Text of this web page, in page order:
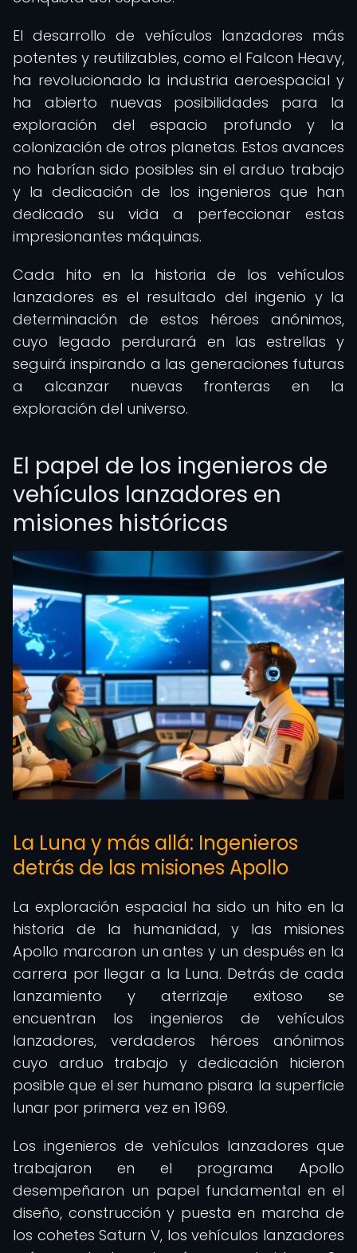
El desarrollo de vehículos lanzadores más
potentes y reutilizables, como el Falcon Heavy,
ha revolucionado la industria aeroespacial y
ha abierto nuevas posibilidades para la
exploración del espacio profundo y la
colonización de otros planetas. Estos avances
no habrían sido posibles sin el arduo trabajo
y la dedicación de los ingenieros que han
dedicado su vida a perfeccionar estas
impresionantes máquinas.
Cada hito en la historia de los vehículos
lanzadores es el resultado del ingenio y la
determinación de estos héroes anónimos,
cuyo legado perdurará en las estrellas y
seguirá inspirando a las generaciones futuras
a alcanzar nuevas fronteras en la
exploración del universo.
El papel de los ingenieros de
vehículos lanzadores en
misiones históricas
La Luna y más allá: Ingenieros
detrás de las misiones Apollo
La exploración espacial ha sido un hito en la
historia de la humanidad, y las misiones
Apollo marcaron un antes y un después en la
carrera por llegar a la Luna. Detrás de cada
lanzamiento y aterrizaje exitoso se
encuentran los ingenieros de vehículos
lanzadores, verdaderos héroes anónimos
cuyo arduo trabajo y dedicación hicieron
posible que el ser humano pisara la superficie
lunar por primera vez en 1969.
Los ingenieros de vehículos lanzadores que
trabajaron en el programa Apollo
desempeñaron un papel fundamental en el
diseño, construcción y puesta en marcha de
los cohetes Saturn V, los vehículos lanzadores